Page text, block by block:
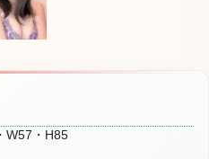
W57・H85